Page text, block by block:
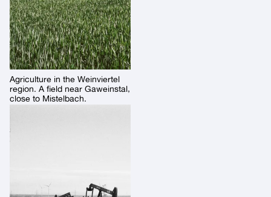
Agriculture in the Weinviertel
region. A field near Gaweinstal,
close to Mistelbach.